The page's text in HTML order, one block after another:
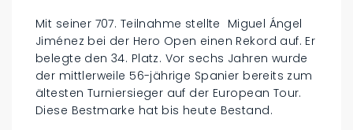
Mit seiner 707. Teilnahme stellte Miguel Ángel
Jiménez bei der Hero Open einen Rekord auf. Er
belegte den 34. Platz. Vor sechs Jahren wurde
der mittlerweile 56-jährige Spanier bereits zum
ältesten Turniersieger auf der European Tour.
Diese Bestmarke hat bis heute Bestand.